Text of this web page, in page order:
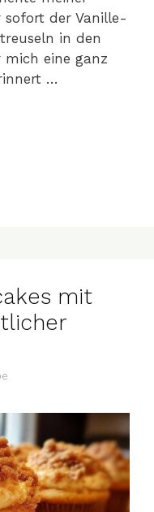
der Vanille-
in den
mich eine ganz
…
mit